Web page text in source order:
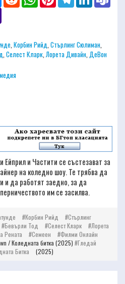
,Корбин Рийд,Стърлинг Сюлиман,
,Селест Кларк,Лорета Дивайн,ДеВон
и Частити се състезават за
на коледно шоу. Те трябва да
и да работят заедно, за да
им се засилва.
Корбин Рийд
Стърлинг
Бевърли Тод Селест Кларк
Лорета
Рената Семеен
Филми Онлайн
/ Коледната битка (2025) Гледай
Битка (2025)